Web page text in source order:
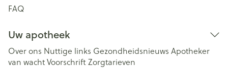
FAQ
Uw apotheek
Over ons Nuttige links Gezondheidsnieuws Apotheker
van wachtVoorschriftZorgtarieven